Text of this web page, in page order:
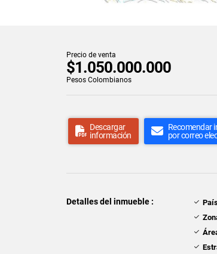
Precio de venta
$1.050.000.000
Pesos Colombianos
Descargar
información
Recomendar
por correo
Detalles del inmueble :